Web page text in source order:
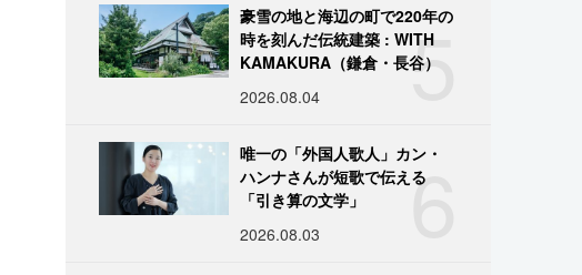
5
豪雪の地と海辺の町で220年の
時を刻んだ伝統建築 : WITH
KAMAKURA（鎌倉・長谷）
2026.08.04
6
唯一の「外国人歌人」カン・
ハンナさんが短歌で伝える
「引き算の文学」
2026.08.03